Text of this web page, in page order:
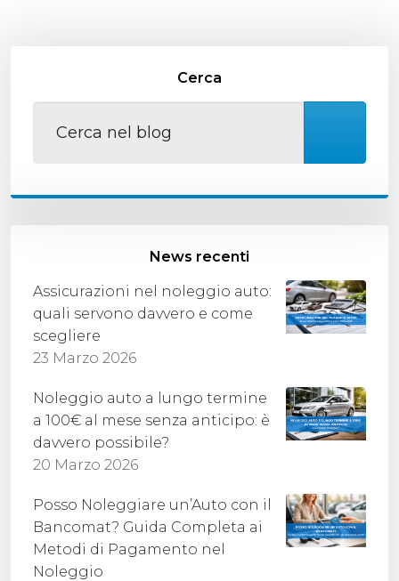
Cerca
News recenti
Assicurazioni nel noleggio auto:
quali servono davvero e come
scegliere
23 Marzo 2026
Noleggio auto a lungo termine
a 100€ al mese senza anticipo: è
davvero possibile?
20 Marzo 2026
Posso Noleggiare un’Auto con il
Bancomat? Guida Completa ai
Metodi di Pagamento nel
Noleggio